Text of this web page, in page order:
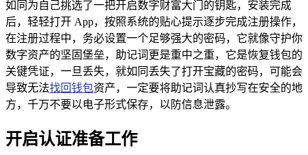
如同为自己挑选了一把开启数字财富大门的钥匙，安装完成
后，轻轻打开 App，按照系统的贴心提示逐步完成注册操作，
在注册过程中，务必设置一个足够强大的密码，它就像守护你
数字资产的坚固堡垒，助记词更是重中之重，它是恢复钱包的
关键凭证，一旦丢失，就如同丢失了打开宝藏的密码，可能会
导致无法找回钱包资产，一定要将助记词认真抄写在安全的地
方，千万不要以电子形式保存，以防信息泄露。
开启认证准备工作